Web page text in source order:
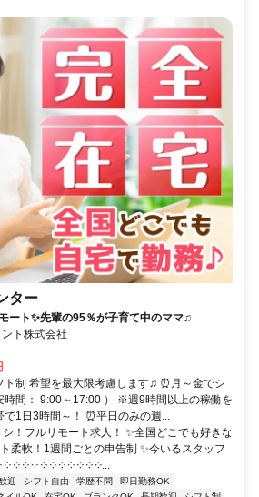
ター
ート✨先輩の95％が子育て中のママ♫
ト株式会社
ト制 希望を最大限考慮します♫ ⏰月～金でシ
時間： 9:00～17:00 ） ※週9時間以上の稼働を
で1日3時間～！ ⏰平日のみの週...
！フルリモート求人！ ✨全国どこでも好きな
柔軟！1週間ごとの申告制 ✨今いるスタッフ
༶ ༶ ༶ ༶ ༶ ༶ ༶ ༶ ༶ ༶...
迎 シフト自由 学歴不問
即日勤務OK